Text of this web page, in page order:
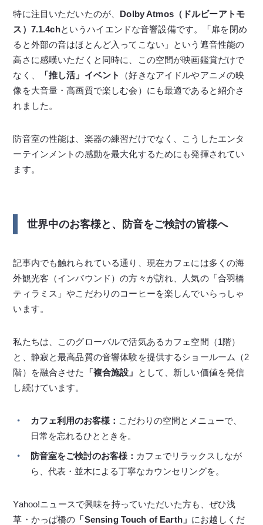
特に注目いただいたのが、 Dolby Atmos（ドルビーアトモ
ス）7.1.4chというハイエンドな音響設備です。「扉を閉め
ると外部の音はほとんど入ってこない」という遮音性能の
高さに感嘆いただくと同時に、この空間が映画鑑賞だけで
なく、
「推し活」イベント
（好きなアイドルやアニメの映
像を大音量・高画質で楽しむ会）にも最適であると紹介さ
れました。
防音室の性能は、楽器の練習だけでなく、こうしたエンタ
ーテインメントの感動を最大化するためにも発揮されてい
ます。
世界中のお客様と、防音をご検討の皆様へ
記事内でも触れられている通り、現在カフェには多くの海
外観光客（インバウンド）の方々が訪れ、人気の「合羽橋
ティラミス」やこだわりのコーヒーを楽しんでいらっしゃ
います。
私たちは、このグローバルで活気あるカフェ空間（1階）
と、静寂と最高品質の音響体験を提供するショールーム（2
階）を融合させた
「複合施設」
として、新しい価値を発信
し続けています。
カフェ利用のお客様： こだわりの空間とメニューで、
日常を忘れるひとときを。
防音室をご検討のお客様： カフェでリラックスしなが
ら、代表・並木による丁寧なカウンセリングを。
Yahoo!ニュースで興味を持っていただいた方も、ぜひ浅
草・かっぱ橋の 「Sensing Touch of Earth」 にお越しくだ